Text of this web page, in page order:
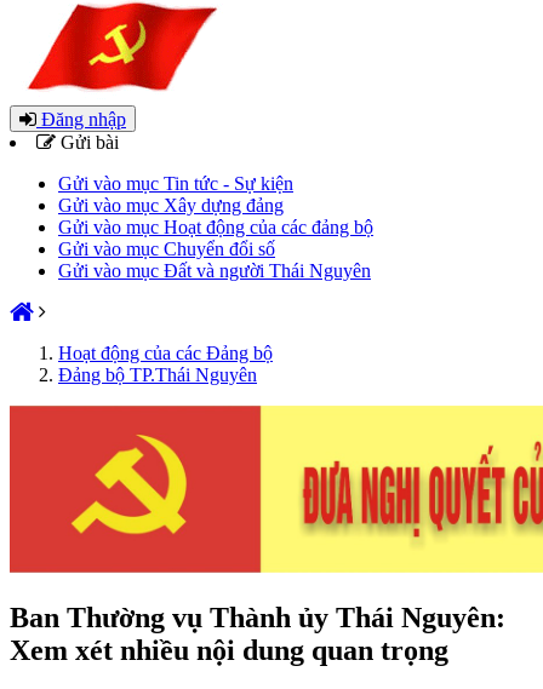
Đăng nhập
Gửi bài
Gửi vào mục Tin tức - Sự kiện
Gửi vào mục Xây dựng đảng
Gửi vào mục Hoạt động của các đảng bộ
Gửi vào mục Chuyển đổi số
Gửi vào mục Đất và người Thái Nguyên
Hoạt động của các Đảng bộ
Đảng bộ TP.Thái Nguyên
Ban Thường vụ Thành ủy Thái Nguyên:
Xem xét nhiều nội dung quan trọng